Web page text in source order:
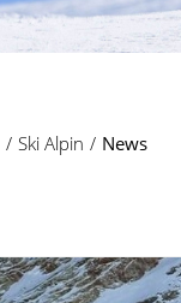
Ski Alpin News